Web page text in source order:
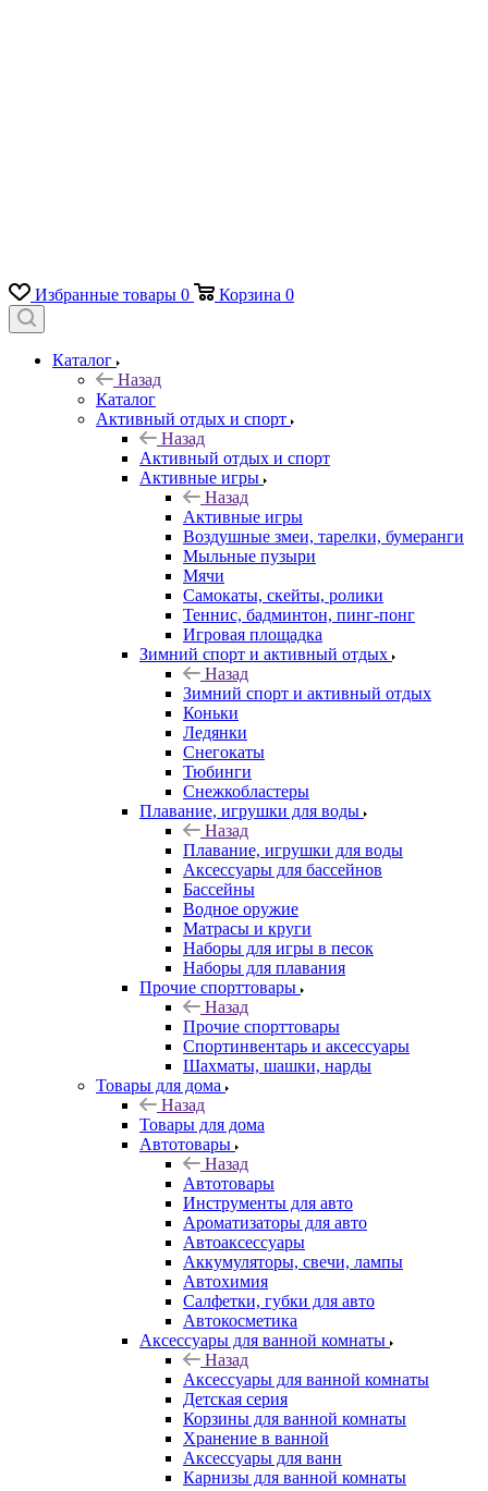
Избранные товары 0 Корзина 0
Каталог
Назад
Каталог
Активный отдых и спорт
Назад
Активный отдых и спорт
Активные игры
Назад
Активные игры
Воздушные змеи, тарелки, бумеранги
Мыльные пузыри
Мячи
Самокаты, скейты, ролики
Теннис, бадминтон, пинг-понг
Игровая площадка
Зимний спорт и активный отдых
Назад
Зимний спорт и активный отдых
Коньки
Ледянки
Снегокаты
Тюбинги
Снежкобластеры
Плавание, игрушки для воды
Назад
Плавание, игрушки для воды
Аксессуары для бассейнов
Бассейны
Водное оружие
Матрасы и круги
Наборы для игры в песок
Наборы для плавания
Прочие спорттовары
Назад
Прочие спорттовары
Спортинвентарь и аксессуары
Шахматы, шашки, нарды
Товары для дома
Назад
Товары для дома
Автотовары
Назад
Автотовары
Инструменты для авто
Ароматизаторы для авто
Автоаксессуары
Аккумуляторы, свечи, лампы
Автохимия
Салфетки, губки для авто
Автокосметика
Аксессуары для ванной комнаты
Назад
Аксессуары для ванной комнаты
Детская серия
Корзины для ванной комнаты
Хранение в ванной
Аксессуары для ванн
Карнизы для ванной комнаты